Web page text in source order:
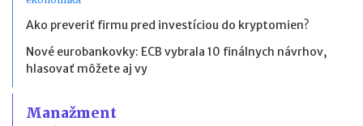
Ako preveriť firmu pred investíciou do kryptomien?
Nové eurobankovky: ECB vybrala 10 finálnych návrhov,
hlasovať môžete aj vy
Manažment